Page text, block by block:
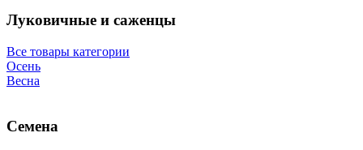
Луковичные и саженцы
Все товары категории
Осень
Весна
Семена